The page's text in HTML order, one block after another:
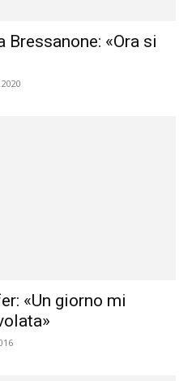
Bressanone: «Ora si
«Un giorno mi